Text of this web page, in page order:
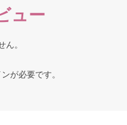
ュー
ん。
ンが必要です。